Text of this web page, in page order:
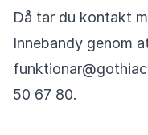
Då tar du kontakt
Innebandy genom
50 67 80.